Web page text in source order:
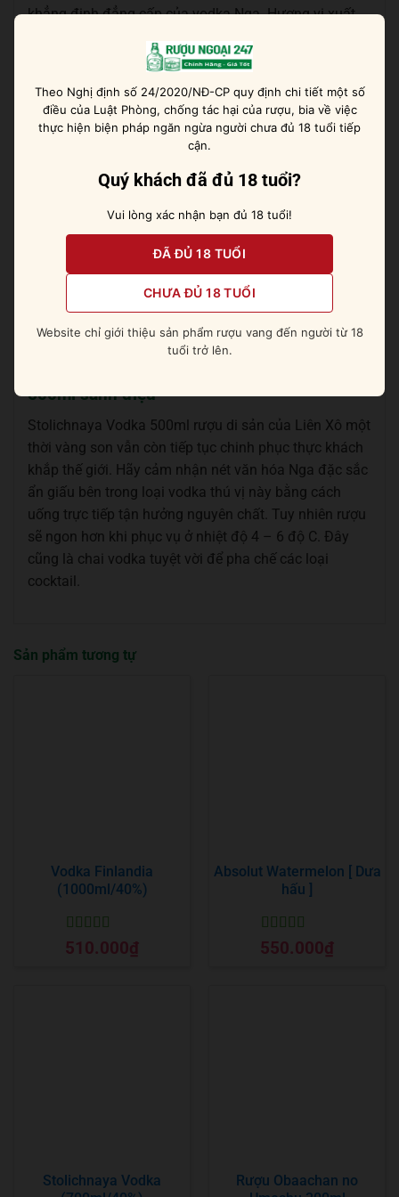
khẳng định đẳng cấp của vodka Nga. Hương vị xuất
trên khắp thế giới và mang về nhiều huy chương cao
Trên khoang mũi rượu bộc lộ những nốt hương ngọt
ngào của kem béo và một chút mẩu đá.
Trên vòm miệng rượu cực kỳ mềm mại, độ béo cao
của kem cùng với chút cay nhẹ của tiêu xanh và vỏ
Rượu cũng để lại một cái kết rất ngọt ngào, kéo dài vị
cam thảo và hơi than ấm áp.
Đừng bỏ lỡ: Absolut Elyx 4.5 lít [ 4500 ml ]
500ml sành điệu
Stolichnaya Vodka 500ml rượu di sản của Liên Xô một
thời vàng son vẫn còn tiếp tục chinh phục thực khách
khắp thế giới. Hãy cảm nhận nét văn hóa Nga đặc sắc
ẩn giấu bên trong loại vodka thú vị này bằng cách
uống trực tiếp tận hưởng nguyên chất. Tuy nhiên rượu
sẽ ngon hơn khi phục vụ ở nhiệt độ 4 – 6 độ C. Đây
cũng là chai vodka tuyệt vời để pha chế các loại
cocktail.
Sản phẩm tương tự
Vodka Finlandia
(1000ml/40%)
Được xếp
hạng55 sao
510.000₫
Absolut Watermelon [ Dưa
hấu ]
Được xếp
hạng55 sao
550.000₫
Stolichnaya Vodka
Rượu Obaachan no
Theo Nghị định số 24/2020/NĐ-CP quy định chi tiết một số
điều của Luật Phòng, chống tác hại của rượu, bia về việc
thực hiện biện pháp ngăn ngừa người chưa đủ 18 tuổi tiếp
cận.
Quý khách đã đủ 18 tuổi?
Vui lòng xác nhận bạn đủ 18 tuổi!
ĐÃ ĐỦ 18 TUỔI
CHƯA ĐỦ 18 TUỔI
Website chỉ giới thiệu sản phẩm rượu vang đến người từ 18
tuổi trở lên.